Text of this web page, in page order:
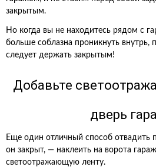
закрытым.
Но когда вы не находитесь рядом с
больше соблазна проникнуть внутрь,
следует держать закрытым!
Добавьте
дверь
Еще один отличный способ отвадить
он закрыт, — наклеить на ворота
светоотражающую ленту.